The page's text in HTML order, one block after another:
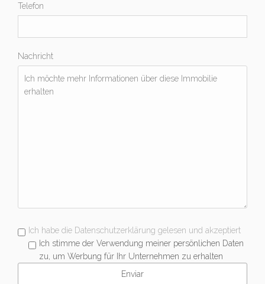
Telefon
Nachricht
Ich habe die Datenschutzerklärung gelesen und akzeptiert
Ich stimme der Verwendung meiner persönlichen Daten
zu, um Werbung für Ihr Unternehmen zu erhalten